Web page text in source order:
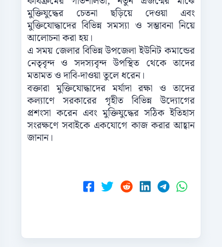
মুক্তিযুদ্ধের চেতনা ছড়িয়ে দেওয়া এবং
মুক্তিযোদ্ধাদের বিভিন্ন সমস্যা ও সম্ভাবনা নিয়ে
আলোচনা করা হয়।
এ সময় জেলার বিভিন্ন উপজেলা ইউনিট কমান্ডের
নেতৃবৃন্দ ও সদস্যবৃন্দ উপস্থিত থেকে তাদের
মতামত ও দাবি-দাওয়া তুলে ধরেন।
বক্তারা মুক্তিযোদ্ধাদের মর্যাদা রক্ষা ও তাদের
কল্যাণে সরকারের গৃহীত বিভিন্ন উদ্যোগের
প্রশংসা করেন এবং মুক্তিযুদ্ধের সঠিক ইতিহাস
সংরক্ষণে সবাইকে একযোগে কাজ করার আহ্বান
জানান।